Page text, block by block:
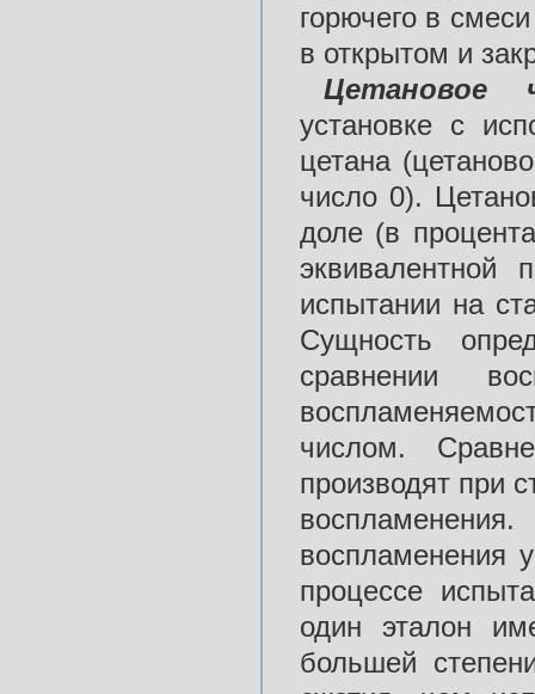
горючего в
в открытом и
Цетановое
установке с
цетана
число 0).
доле (в
эквивалентной
испытании на
Сущность
сравнении
числом.
производят при
воспламенения
процессе
один эталон
большей